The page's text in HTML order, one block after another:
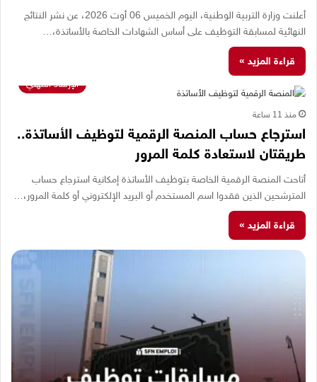
أعلنت وزارة التربية الوطنية، اليوم الخميس 06 أوت 2026، عن نشر النتائج
النهائية لمسابقة التوظيف على أساس الشهادات الخاصة بالأساتذة،…
قراءة المزيد »
الإرشاد المهني
منذ 11 ساعة
استرجاع حساب المنصة الرقمية لتوظيف الأساتذة..
طريقتان لاستعادة كلمة المرور
أتاحت المنصة الرقمية الخاصة بتوظيف الأساتذة إمكانية استرجاع حساب
المترشحين الذين فقدوا اسم المستخدم أو البريد الإلكتروني أو كلمة المرور،…
قراءة المزيد »